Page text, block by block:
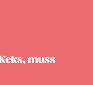
muss
das